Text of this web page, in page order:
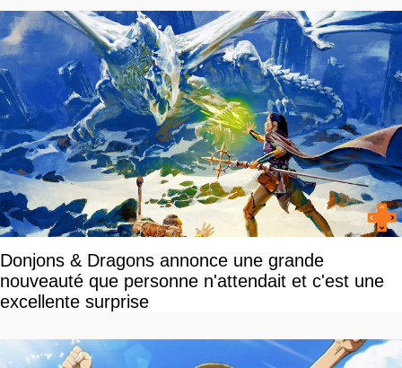
Donjons & Dragons annonce une grande
nouveauté que personne n'attendait et c'est une
excellente surprise